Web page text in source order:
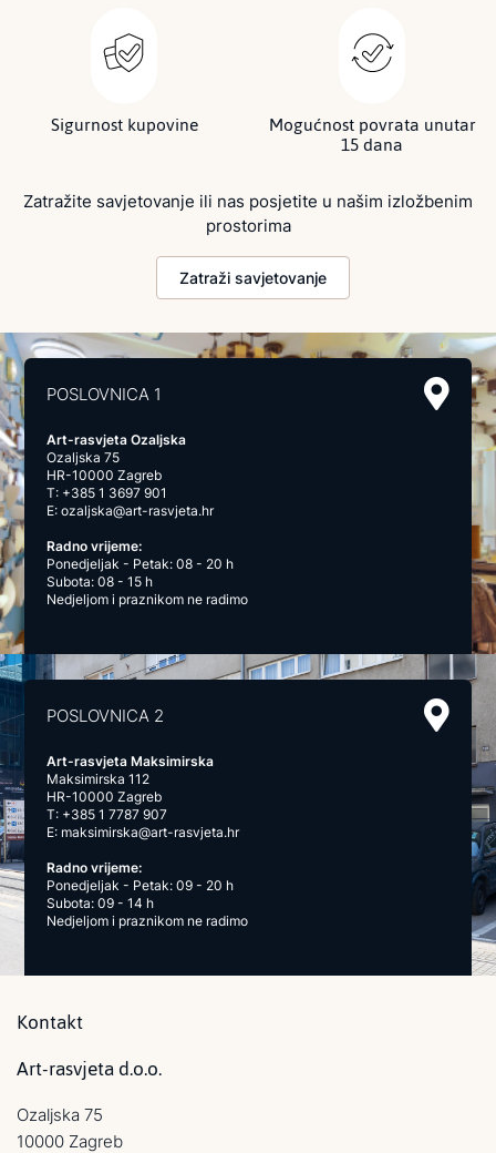
Sigurnost kupovine Mogućnost povrata unutar
15 dana
Zatražite savjetovanje ili nas posjetite u našim izložbenim
prostorima
Zatraži savjetovanje
POSLOVNICA 1
Art-rasvjeta Ozaljska
Ozaljska 75
HR-10000 Zagreb
T: +385 1 3697 901
E:ozaljska@art-rasvjeta.hr
Radno vrijeme:
Ponedjeljak - Petak: 08 - 20 h
Subota: 08 - 15 h
Nedjeljom i praznikom ne radimo
POSLOVNICA 2
Art-rasvjeta Maksimirska
Maksimirska 112
HR-10000 Zagreb
T: +385 1 7787 907
E: maksimirska@art-rasvjeta.hr
Radno vrijeme:
Ponedjeljak - Petak: 09 - 20 h
Subota: 09 - 14 h
Nedjeljom i praznikom ne radimo
Kontakt
Art-rasvjeta d.o.o.
Ozaljska 75
10000 Zagreb